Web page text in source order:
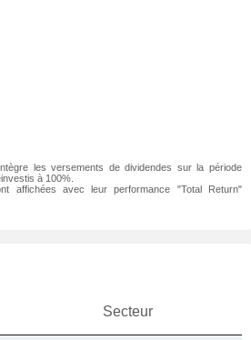
les versements de dividendes sur la période
à 100%.
affichées avec leur performance "Total Return"
Secteur